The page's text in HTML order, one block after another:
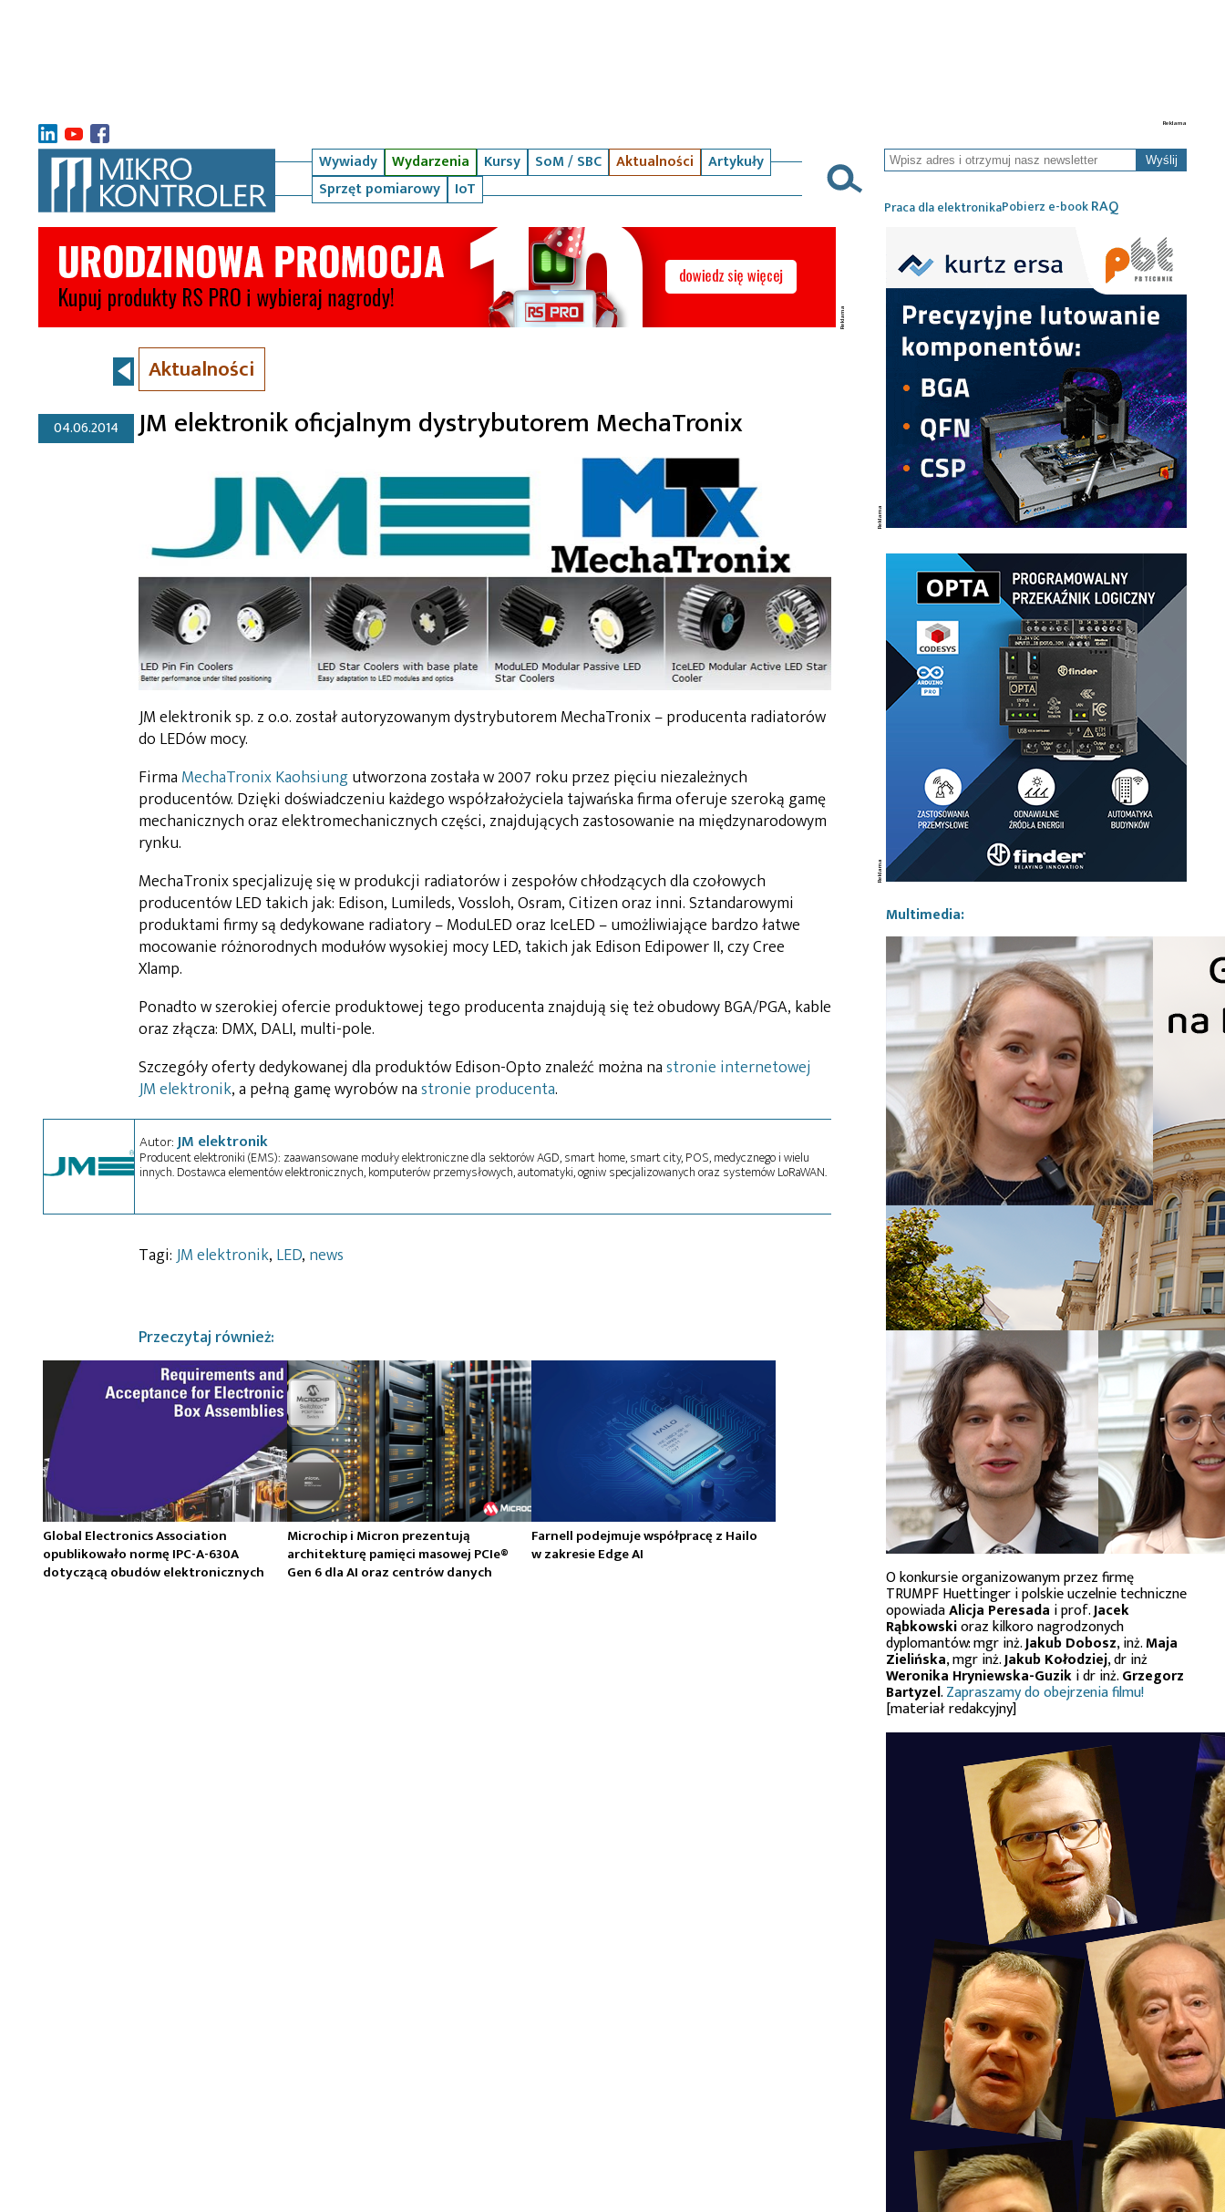
Wywiady Wydarzenia Kursy SoM / SBC Aktualności
Artykuły
Sprzęt pomiarowy
IoT
Wyślij
Praca dla elektronikaPobierz e-bookRAQ
Aktualności
04.06.2014 JM elektronik oficjalnym dystrybutorem MechaTronix
JM elektronik sp. z o.o. został autoryzowanym dystrybutorem MechaTronix – producenta radiatorów
do LEDów mocy.
Firma MechaTronix Kaohsiungutworzona została w 2007 roku przez pięciu niezależnych
producentów. Dzięki doświadczeniu każdego współzałożyciela tajwańska firma oferuje szeroką gamę
mechanicznych oraz elektromechanicznych części, znajdujących zastosowanie na międzynarodowym
rynku.
MechaTronix specjalizuję się w produkcji radiatorów i zespołów chłodzących dla czołowych
producentów LED takich jak: Edison, Lumileds, Vossloh, Osram, Citizen oraz inni. Sztandarowymi
produktami firmy są dedykowane radiatory – ModuLED oraz IceLED – umożliwiające bardzo łatwe
mocowanie różnorodnych modułów wysokiej mocy LED, takich jak Edison Edipower II, czy Cree
Xlamp.
Ponadto w szerokiej ofercie produktowej tego producenta znajdują się też obudowy BGA/PGA, kable
oraz złącza: DMX, DALI, multi-pole.
Szczegóły oferty dedykowanej dla produktów Edison-Opto znaleźć można nastronie internetowej
JM elektronik, a pełną gamę wyrobów nastronie producenta.
Autor:JM elektronik
Producent elektroniki (EMS): zaawansowane moduły elektroniczne dla sektorów AGD, smart home, smart city, POS, medycznego i wielu
innych. Dostawca elementów elektronicznych, komputerów przemysłowych, automatyki, ogniw specjalizowanych oraz systemów LoRaWAN.
Tagi:JM elektronik, LED, news
Przeczytaj również:
Global Electronics Association
opublikowało normę IPC-A-630A
dotyczącą obudów elektronicznych
Microchip i Micron prezentują
architekturę pamięci masowej PCIe®
Gen 6 dla AI oraz centrów danych
Farnell podejmuje współpracę z Hailo
w zakresie Edge AI
Multimedia:
O konkursie organizowanym przez firmę
TRUMPF Huettinger i polskie uczelnie techniczne
opowiadaAlicja Peresada i prof.Jacek
Rąbkowskioraz kilkoro nagrodzonych
dyplomantów: mgr inż.Jakub Dobosz, inż.Maja
Zielińska, mgr inż.Jakub Kołodziej, dr inż
Weronika Hryniewska-Guziki dr inż.Grzegorz
Bartyzel.Zapraszamy do obejrzenia filmu!
[materiał redakcyjny]